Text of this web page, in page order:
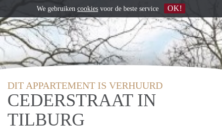
DIT APPARTEMENT IS VERHUURD
CEDERSTRAAT IN
TILBURG
We gebruiken cookies voor de beste service OK!